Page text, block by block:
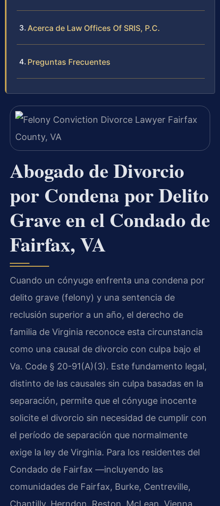
Acerca de Law Offices Of SRIS, P.C.
Preguntas Frecuentes
Abogado de Divorcio
por Condena por Delito
Grave en el Condado de
Fairfax, VA
Cuando un cónyuge enfrenta una condena por
delito grave (felony) y una sentencia de
reclusión superior a un año, el derecho de
familia de Virginia reconoce esta circunstancia
como una causal de divorcio con culpa bajo el
Va. Code § 20-91(A)(3). Este fundamento legal,
distinto de las causales sin culpa basadas en la
separación, permite que el cónyuge inocente
solicite el divorcio sin necesidad de cumplir con
el período de separación que normalmente
exige la ley de Virginia. Para los residentes del
Condado de Fairfax —incluyendo las
comunidades de Fairfax, Burke, Centreville,
Chantilly, Herndon, Reston, McLean, Vienna,